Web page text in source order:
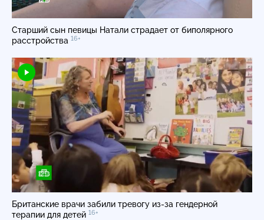
Старший сын певицы Натали страдает от биполярного
расстройства 16+
Британские врачи забили тревогу из-за гендерной
терапии для детей 16+